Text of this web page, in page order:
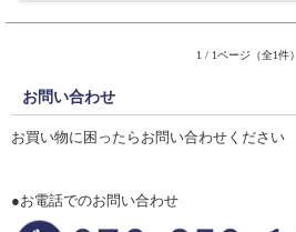
1 / 1ページ（全1件）
お問い合わせ
お買い物に困ったらお問い合わせください
●お電話でのお問い合わせ